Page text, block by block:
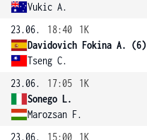
Vukic A.
23.06.
18:40
1K
Davidovich Fokina A. (6)
Tseng C.
23.06.
17:05
1K
Sonego L.
Marozsan F.
23.06.
15:00 1K